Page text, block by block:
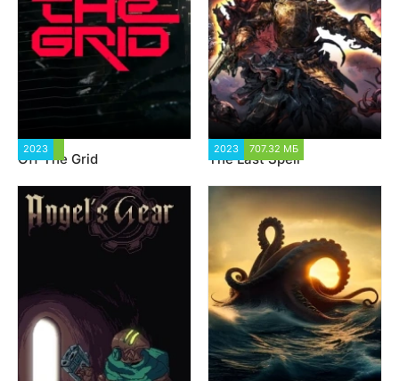
2023
Off The Grid
2023 707.32 МБ
The Last Spell